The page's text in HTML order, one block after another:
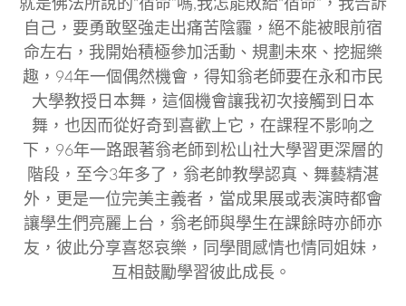
就是佛法所說的“宿命”嗎,我怎能敗給“宿命”，我告訴
自己，要勇敢堅強走出痛苦陰霾，絕不能被眼前宿
命左右，我開始積極參加活動、規劃未來、挖掘樂
趣，94年一個偶然機會，得知翁老師要在永和市民
大學教授日本舞，這個機會讓我初次接觸到日本
舞，也因而從好奇到喜歡上它，在課程不影响之
下，96年一路跟著翁老師到松山社大學習更深層的
階段，至今3年多了，翁老帥教學認真、舞藝精湛
外，更是一位完美主義者，當成果展或表演時都會
讓學生們亮麗上台，翁老師與學生在課餘時亦師亦
友，彼此分享喜怒哀樂，同學間感情也情同姐妹，
互相鼓勵學習彼此成長。